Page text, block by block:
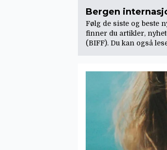
Bergen
Følg de siste og beste
finner du artikler,
(BIFF). Du kan også